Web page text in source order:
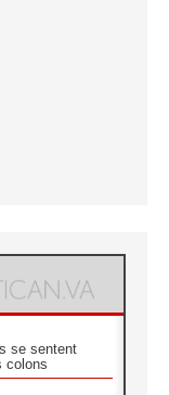
se sentent
colons